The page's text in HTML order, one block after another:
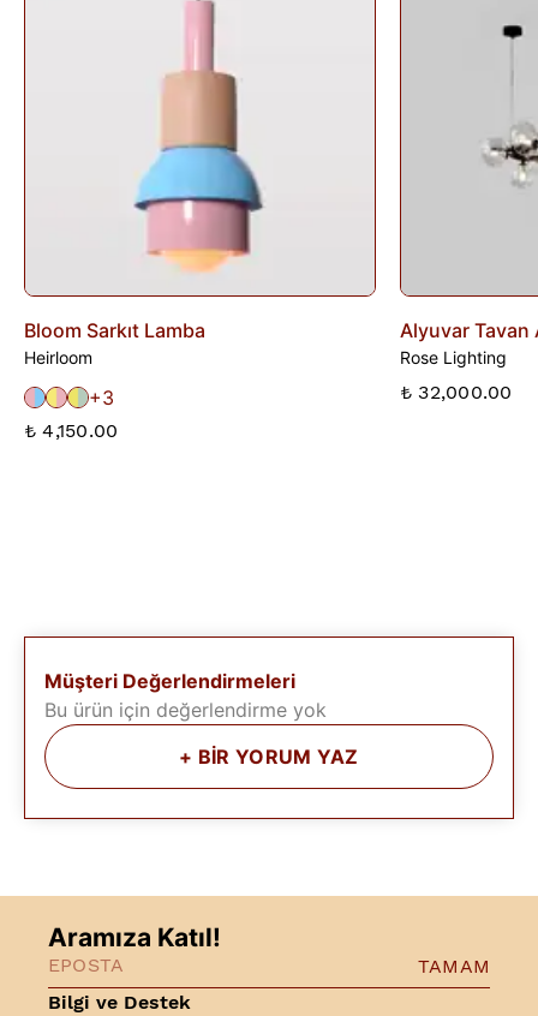
gün içinde bankanıza iletilir. İade sürecini başlatmak için lütfen
iade talebi oluşturunuz.
Bloom Sarkıt Lamba
Heirloom
+3
₺ 4,150.00
Alyuvar Tavan
Rose Lighting
₺ 32,000.00
Müşteri Değerlendirmeleri
Bu ürün için değerlendirme yok
+ BİR YORUM YAZ
Bilgi ve Destek
Aramıza Katıl!
TAMAM